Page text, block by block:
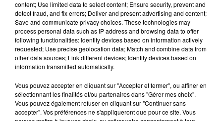
Musique
Julien Lieb s’essaye à la vie de chatelain
dans son nouveau clip
content; Use limited data to select content; Ensure security, prevent and
detect fraud, and fix errors; Deliver and present advertising and content;
Save and communicate privacy choices. These technologies may
process personal data such as IP address and browsing data to offer
following functionalities: Identify devices based on information actively
requested; Use precise geolocation data; Match and combine data from
other data sources; Link different devices; Identify devices based on
information transmitted automatically.
Vous pouvez accepter en cliquant sur "Accepter et fermer", ou affiner en
sélectionnant les finalités et/ou partenaires dans "Gérer mes choix".
Vous pouvez également refuser en cliquant sur "Continuer sans
accepter". Vos préférences ne s'appliqueront que pour ce site. Vous